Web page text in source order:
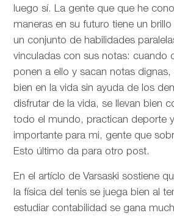
luego sí. La gente que que he
maneras en su futuro tiene un
un conjunto de habilidades
vinculadas con sus notas: cuando
ponen a ello y sacan notas dignas,
bien en la vida sin ayuda de los
disfrutar de la vida, se llevan bien
todo el mundo, practican deporte
importante para mi, gente que
Esto último da para otro post.
En el artíclo deVarsaski sostiene
la física del tenis se juega bien al
estudiar contabilidad se gana